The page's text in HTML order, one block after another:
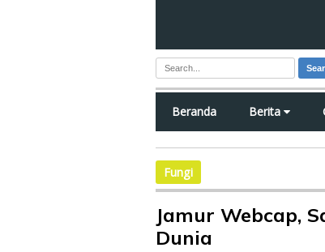
Beranda Berita
Fungi
Jamur Webcap,
Dunia